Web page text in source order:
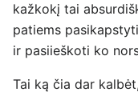
kažkokį tai
patiems
ir pasiieškoti ko
Tai ką čia dar